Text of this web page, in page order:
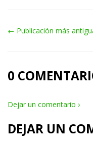
← Publicación más
0
Dejar un comentario ›
DEJAR UN